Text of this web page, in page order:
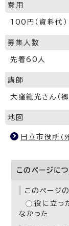
費用
100円（資料代）
募集人数
先着60人
講師
大窪範光さん（
地図
日立市役所 （
このページに
このページ
役に立っ
なかった